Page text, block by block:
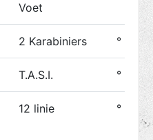
Voet
2 Karabiniers °
T.A.S.I. °
12 linie °